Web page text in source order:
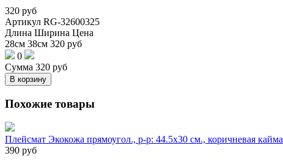
320 руб
Артикул RG-32600325
Длина Ширина Цена
28см 38см 320 руб
0
Сумма 320 руб
В корзину
Похожие товары
Плейсмат Экокожа прямоугол., р-р: 44.5х30 см., коричневая кайма
390 руб